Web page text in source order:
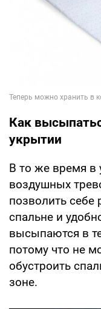
Как
укрытии
В то же время в
воздушных
позволить
спальне и
высыпаются в
потому что не
обустроить
зоне.